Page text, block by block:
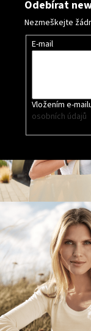
Odebírat
Nezmeškejte
E-mail
Vložením e-
osobních údajů